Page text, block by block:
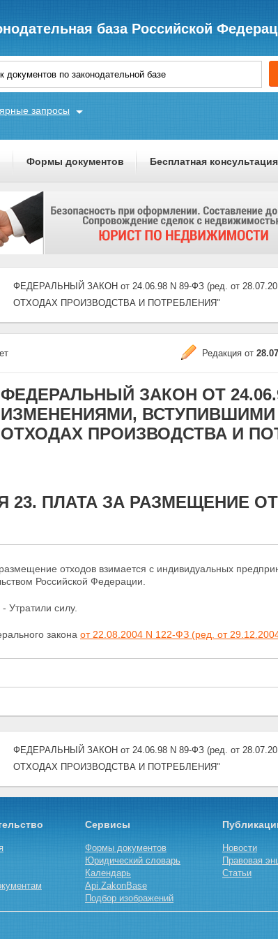
база Российской
запросы
Формы документов Бесплатная консультация
ФЕДЕРАЛЬНЫЙ ЗАКОН от 24.06.98 N 89-ФЗ (ред. от
ОТХОДАХ ПРОИЗВОДСТВА И ПОТРЕБЛЕНИЯ"
Редакция от
ФЕДЕРАЛЬНЫЙ ЗАКОН ОТ
ИЗМЕНЕНИЯМИ, ВСТУПИВШИМИ
ОТХОДАХ ПРОИЗВОДСТВА И
23. ПЛАТА ЗА РАЗМЕЩЕНИЕ
отходов взимается с индивидуальных
Российской Федерации.
Утратили силу.
закона от 22.08.2004 N 122-ФЗ (ред. от
ФЕДЕРАЛЬНЫЙ ЗАКОН от 24.06.98 N 89-ФЗ (ред. от
ОТХОДАХ ПРОИЗВОДСТВА И ПОТРЕБЛЕНИЯ"
Сервисы
Формы документов
Юридический словарь
Календарь
Api.ZakonBase
Подбор изображений
Новости
Правовая
Статьи